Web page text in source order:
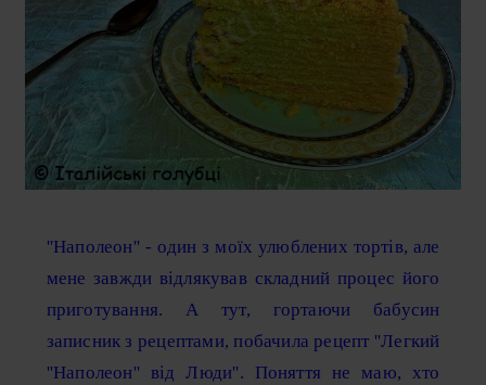
''Наполеон'' - один з моїх улюблених тортів, але
мене завжди відлякував складний процес його
приготування. А тут, гортаючи бабусин
записник з рецептами, побачила рецепт ''Легкий
''Наполеон'' від Люди''. Поняття не маю, хто